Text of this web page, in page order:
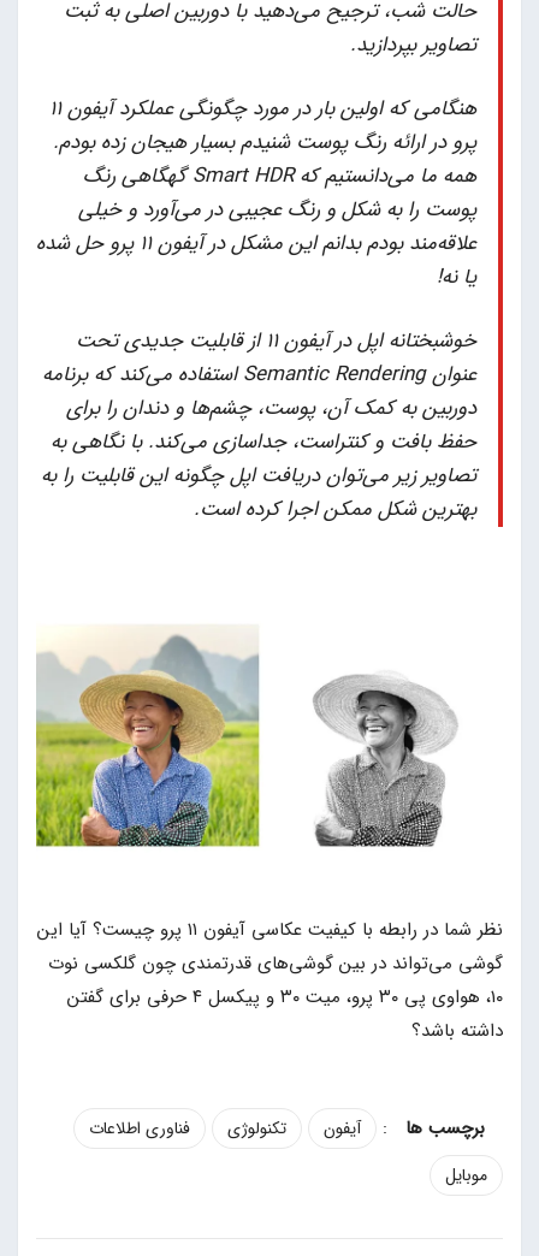
حالت شب، ترجیح می‌دهید با دوربین اصلی به ثبت
تصاویر بپردازید.
هنگامی که اولین بار در مورد چگونگی عملکرد آیفون ۱۱
پرو در ارائه رنگ پوست شنیدم بسیار هیجان زده بودم.
همه ما می‌دانستیم که Smart HDR گهگاهی رنگ
پوست را به شکل و رنگ عجیبی در می‌آورد و خیلی
علاقه‌مند بودم بدانم این مشکل در آیفون ۱۱ پرو حل شده
یا نه!
خوشبختانه اپل در آیفون ۱۱ از قابلیت جدیدی تحت
عنوان Semantic Rendering استفاده می‌کند که برنامه
دوربین به کمک آن، پوست، چشم‌ها و دندان را برای
حفظ بافت و کنتراست،‌ جداسازی می‌کند. با نگاهی به
تصاویر زیر می‌توان دریافت اپل چگونه این قابلیت را به
بهترین شکل ممکن اجرا کرده است.
نظر شما در رابطه با کیفیت عکاسی آیفون ۱۱ پرو چیست؟ آیا این
گوشی می‌تواند در بین گوشی‌های قدرتمندی چون گلکسی نوت
۱۰، هواوی پی ۳۰ پرو، میت ۳۰ و پیکسل ۴ حرفی برای گفتن
داشته باشد؟
: آیفون تکنولوژی
فناوری اطلاعات
موبایل